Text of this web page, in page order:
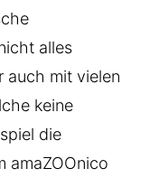
alles
auch mit vielen
keine
die
amaZOOnico